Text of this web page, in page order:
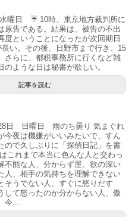
曜日 ☔ 10時、東京地方裁判所に
原告である。結果は、被告の不出
度ということになったが次回期日
い。その後、日野市まで行き、15
さらに、都税事務所に行くなど雑
のような日は秘書が欲しい。
記事を読む
日 日曜日 雨のち曇り 気まぐれ
今夜は機嫌がいいみたいで、すん
ので久しぶりに「探偵日記」を書
これまで本当に色んな人と交わっ
不能な人、分からず屋、欲の深い
人、相手の気持ちを理解できない
そうでない人、すぐに怒りだす
して怒ったのか分からない人、傲
今...